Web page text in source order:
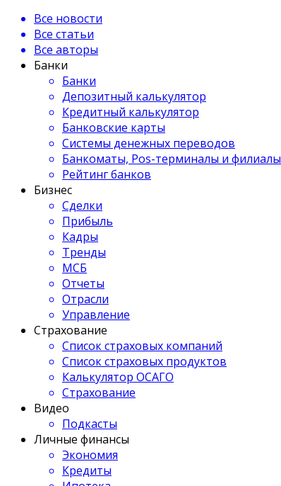
Все новости
Все статьи
Все авторы
Банки
Банки
Депозитный калькулятор
Кредитный калькулятор
Банковские карты
Системы денежных переводов
Банкоматы, Pos-терминалы и филиалы
Рейтинг банков
Бизнес
Сделки
Прибыль
Кадры
Тренды
МСБ
Отчеты
Отрасли
Управление
Страхование
Список страховых компаний
Список страховых продуктов
Калькулятор ОСАГО
Страхование
Видео
Подкасты
Личные финансы
Экономия
Кредиты